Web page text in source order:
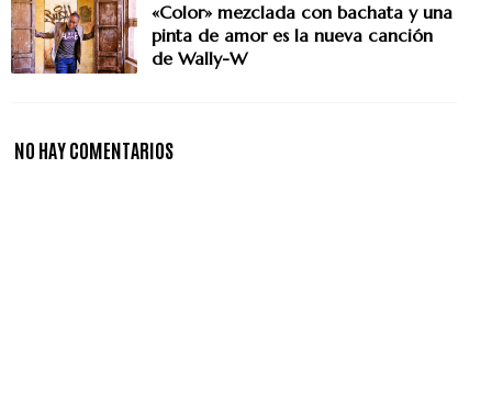
«Color» mezclada con bachata y una
pinta de amor es la nueva canción
de Wally-W
NO HAY COMENTARIOS